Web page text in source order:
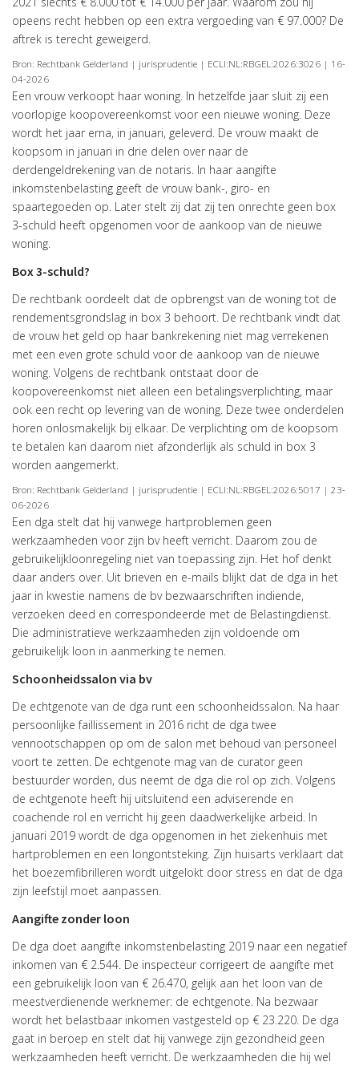
opeens recht hebben op een extra vergoeding van € 97.000? De
aftrek is terecht geweigerd.
Bron: Rechtbank Gelderland | jurisprudentie | ECLI:NL:RBGEL:2026:3026 | 16-
04-2026
Een vrouw verkoopt haar woning. In hetzelfde jaar sluit zij een
voorlopige koopovereenkomst voor een nieuwe woning. Deze
wordt het jaar erna, in januari, geleverd. De vrouw maakt de
koopsom in januari in drie delen over naar de
derdengeldrekening van de notaris. In haar aangifte
inkomstenbelasting geeft de vrouw bank-, giro- en
spaartegoeden op. Later stelt zij dat zij ten onrechte geen box
3-schuld heeft opgenomen voor de aankoop van de nieuwe
woning.
Box 3-schuld?
De rechtbank oordeelt dat de opbrengst van de woning tot de
rendementsgrondslag in box 3 behoort. De rechtbank vindt dat
de vrouw het geld op haar bankrekening niet mag verrekenen
met een even grote schuld voor de aankoop van de nieuwe
woning. Volgens de rechtbank ontstaat door de
koopovereenkomst niet alleen een betalingsverplichting, maar
ook een recht op levering van de woning. Deze twee onderdelen
horen onlosmakelijk bij elkaar. De verplichting om de koopsom
te betalen kan daarom niet afzonderlijk als schuld in box 3
worden aangemerkt.
Bron: Rechtbank Gelderland | jurisprudentie | ECLI:NL:RBGEL:2026:5017 | 23-
06-2026
Een dga stelt dat hij vanwege hartproblemen geen
werkzaamheden voor zijn bv heeft verricht. Daarom zou de
gebruikelijkloonregeling niet van toepassing zijn. Het hof denkt
daar anders over. Uit brieven en e-mails blijkt dat de dga in het
jaar in kwestie namens de bv bezwaarschriften indiende,
verzoeken deed en correspondeerde met de Belastingdienst.
Die administratieve werkzaamheden zijn voldoende om
gebruikelijk loon in aanmerking te nemen.
Schoonheidssalon via bv
De echtgenote van de dga runt een schoonheidssalon. Na haar
persoonlijke faillissement in 2016 richt de dga twee
vennootschappen op om de salon met behoud van personeel
voort te zetten. De echtgenote mag van de curator geen
bestuurder worden, dus neemt de dga die rol op zich. Volgens
de echtgenote heeft hij uitsluitend een adviserende en
coachende rol en verricht hij geen daadwerkelijke arbeid. In
januari 2019 wordt de dga opgenomen in het ziekenhuis met
hartproblemen en een longontsteking. Zijn huisarts verklaart dat
het boezemfibrilleren wordt uitgelokt door stress en dat de dga
zijn leefstijl moet aanpassen.
Aangifte zonder loon
De dga doet aangifte inkomstenbelasting 2019 naar een negatief
inkomen van € 2.544. De inspecteur corrigeert de aangifte met
een gebruikelijk loon van € 26.470, gelijk aan het loon van de
meestverdienende werknemer: de echtgenote. Na bezwaar
wordt het belastbaar inkomen vastgesteld op € 23.220. De dga
gaat in beroep en stelt dat hij vanwege zijn gezondheid geen
werkzaamheden heeft verricht. De werkzaamheden die hij wel